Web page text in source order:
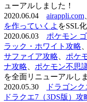
ューアルしました！
2020.06.04 airappli.com
を作っていくよ をSSL
2020.06.03 ポケモン
ラック・ホワイト攻略
サファイア攻略
ポケ
ナ攻略
ポケモン不思
を全面リニューアルし
2020.05.30
ドラゴン
ドラクエ7（3DS版）攻